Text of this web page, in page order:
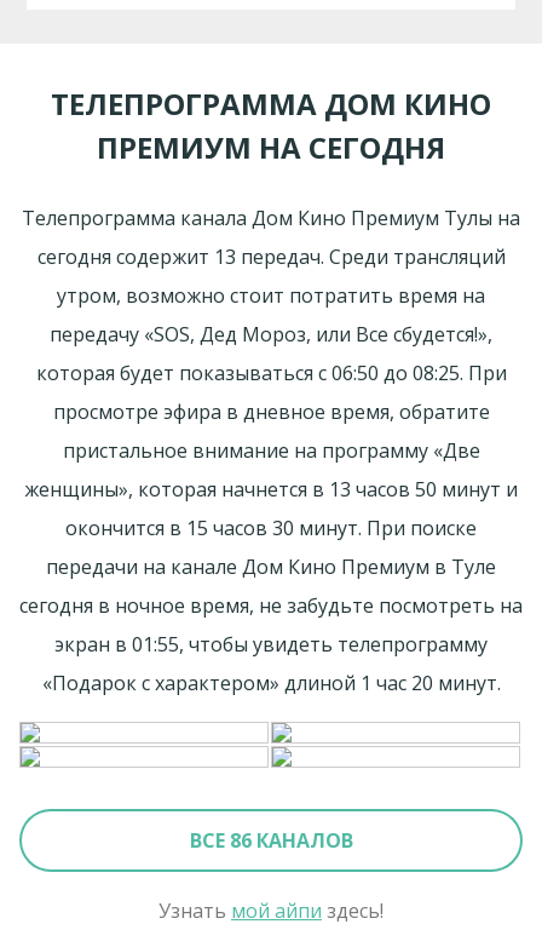
ТЕЛЕПРОГРАММА ДОМ КИНО
ПРЕМИУМ НА СЕГОДНЯ
Телепрограмма канала Дом Кино Премиум Тулы на
сегодня содержит 13 передач. Среди трансляций
утром, возможно стоит потратить время на
передачу «SOS, Дед Мороз, или Все сбудется!»,
которая будет показываться с 06:50 до 08:25. При
просмотре эфира в дневное время, обратите
пристальное внимание на программу «Две
женщины», которая начнется в 13 часов 50 минут и
окончится в 15 часов 30 минут. При поиске
передачи на канале Дом Кино Премиум в Туле
сегодня в ночное время, не забудьте посмотреть на
экран в 01:55, чтобы увидеть телепрограмму
«Подарок с характером» длиной 1 час 20 минут.
ВСЕ 86 КАНАЛОВ
Узнать мой айпи здесь!